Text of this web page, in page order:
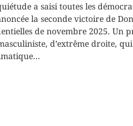
a saisi toutes les
la seconde victoire de
de novembre 2025. Un
d’extrême droite,